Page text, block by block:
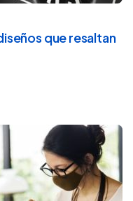
que resaltan